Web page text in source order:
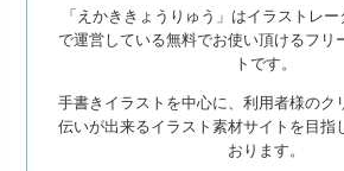
「えかききょうりゅう」はイラストレ
で運営している無料でお使い頂けるフリ
トです。
手書きイラストを中心に、利用者様のク
伝いが出来るイラスト素材サイトを目指
おります。